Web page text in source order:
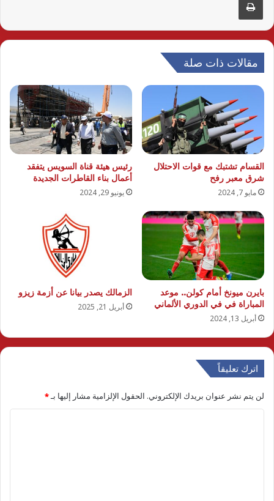
مقالات ذات صلة
القسام تشتبك مع قوات الاحتلال
شرق معبر رفح
مايو 7, 2024
رئيس هيئة قناة السويس يتفقد
أعمال بناء القاطرات الجديدة
يونيو 29, 2024
بايرن ميونخ أمام كولن.. موعد
المباراة في في الدوري الألماني
أبريل 13, 2024
الزمالك يصدر بيانا عن أزمة زيزو
أبريل 21, 2025
اترك تعليقاً
لن يتم نشر عنوان بريدك الإلكتروني. الحقول الإلزامية مشار إليها بـ*